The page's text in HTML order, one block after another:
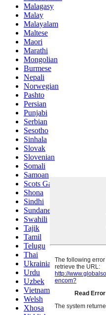
Malagasy
Malay
Malayalam
Maltese
Maori
Marathi
Mongolian
Burmese
Nepali
Norwegian
Pashto
Persian
Punjabi
Serbian
Sesotho
Sinhala
Slovak
Slovenian
Somali
Samoan
Scots Gaelic
Shona
Sindhi
Sundanese
Swahili
Tajik
Tamil
Telugu
Thai
Ukrainian
Urdu
Uzbek
Vietnamese
Welsh
Xhosa